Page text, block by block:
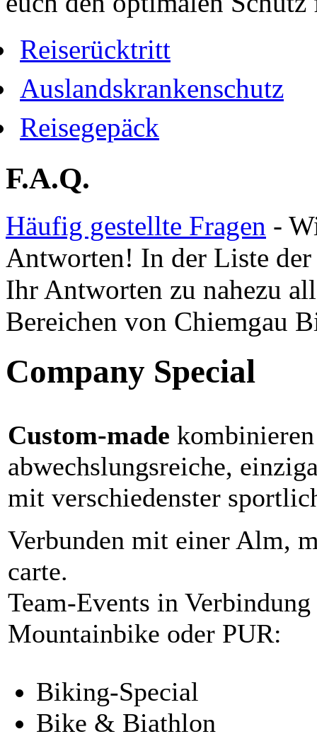
Reiserücktritt
Auslandskrankenschutz
Reisegepäck
F.A.Q.
Häufig gestellte Fragen -
Antworten! In der Liste
Ihr Antworten zu nahezu
Bereichen von Chiemgau
Company Special
Custom-made
abwechslungsreiche,
mit verschiedenster
Verbunden mit einer Alm,
carte.
Team-Events in
Mountainbike oder PUR:
Biking-Special
Bike & Biathlon